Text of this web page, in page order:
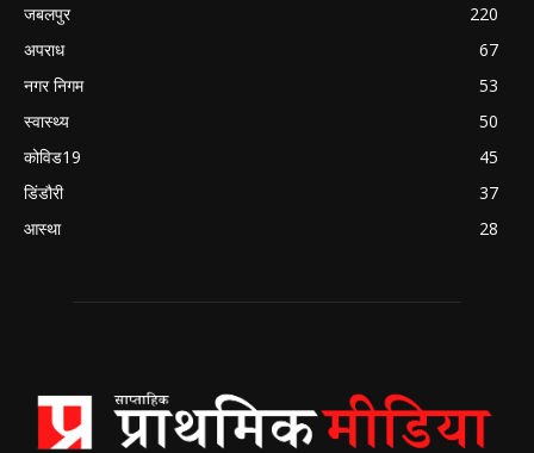
जबलपुर
220
अपराध
67
नगर निगम
53
स्वास्थ्य
50
कोविड19
45
डिंडौरी
37
आस्था
28